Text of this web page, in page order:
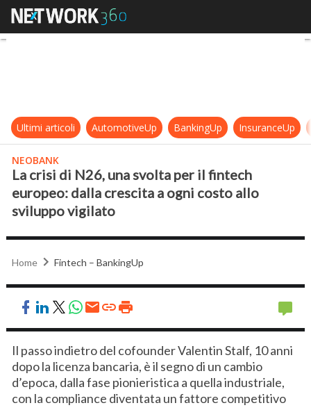
La crisi di N26, una svolta per il
Ultimi articoli AutomotiveUp BankingUp InsuranceUp
NEOBANK
La crisi di N26, una svolta per il fintech
europeo: dalla crescita a ogni costo allo
sviluppo vigilato
Home Fintech – BankingUp
Il passo indietro del cofounder Valentin Stalf, 10 anni
dopo la licenza bancaria, è il segno di un cambio
d’epoca, dalla fase pionieristica a quella industriale,
con la compliance diventata un fattore competitivo